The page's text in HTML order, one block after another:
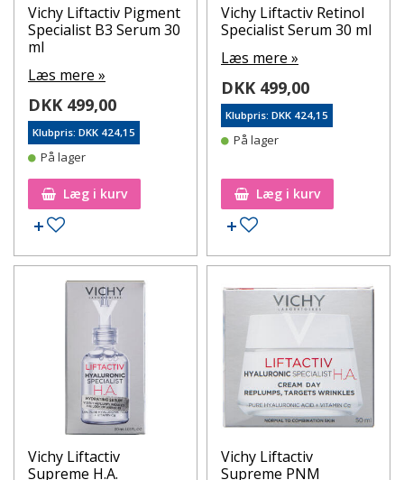
Vichy Liftactiv Pigment
Specialist B3 Serum 30
ml
Læs mere »
DKK 499,00
Klubpris: DKK 424,15
På lager
Læg i kurv
Tilføj til ønskeseddel
Vichy Liftactiv Retinol
Specialist Serum 30 ml
Læs mere »
DKK 499,00
Klubpris: DKK 424,15
På lager
Læg i kurv
Tilføj til ønskeseddel
Vichy Liftactiv
Supreme H.A.
Vichy Liftactiv
Supreme PNM